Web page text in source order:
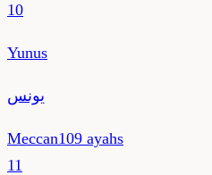
10
Yunus
يونس
Meccan109 ayahs
11